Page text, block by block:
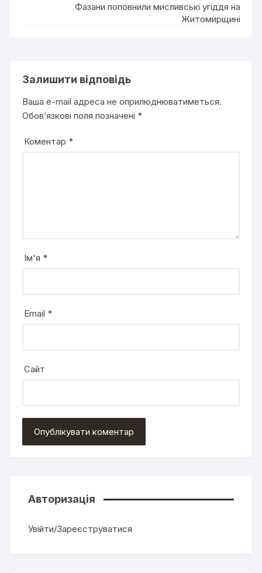
Фазани поповнили мисливські угіддя на
Житомирщині
Залишити відповідь
Ваша e-mail адреса не оприлюднюватиметься.
Обов’язкові поля позначені *
Коментар *
Ім'я *
Email *
Сайт
Авторизація
Увійти/Зареєструватися